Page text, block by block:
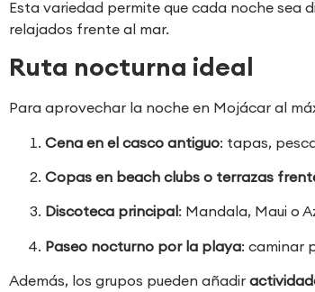
Esta variedad permite que cada noche sea
relajados frente al mar.
Ruta nocturna ideal
Para aprovechar la noche en Mojácar al
Cena en el casco antiguo: tapas,
Copas en beach clubs o terrazas
Discoteca principal: Mandala, Maui o
Paseo nocturno por la playa: caminar
Además, los grupos pueden añadir